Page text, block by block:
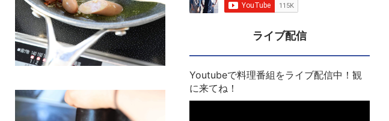
ライブ配信
Youtubeで料理番組をライブ配信中！観
に来てね！